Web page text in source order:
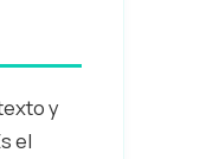
y
el